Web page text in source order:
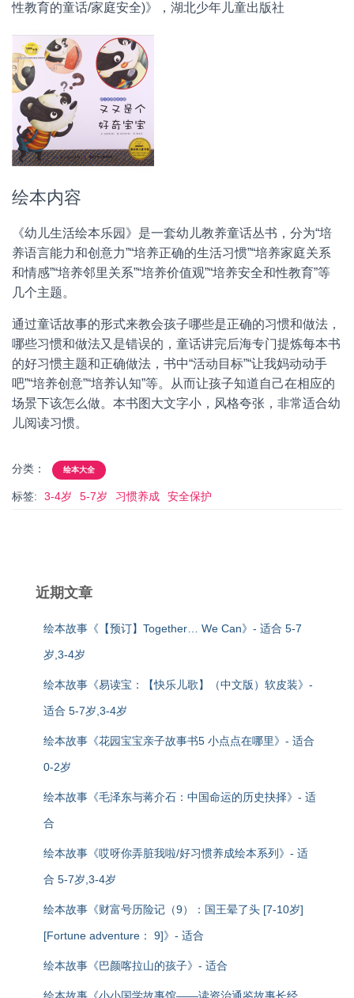
性教育的童话/家庭安全)》，湖北少年儿童出版社
绘本内容
《幼儿生活绘本乐园》是一套幼儿教养童话丛书，分为“培
养语言能力和创意力”“培养正确的生活习惯”“培养家庭关系
和情感”“培养邻里关系”“培养价值观”“培养安全和性教育”等
几个主题。
通过童话故事的形式来教会孩子哪些是正确的习惯和做法，
哪些习惯和做法又是错误的，童话讲完后海专门提炼每本书
的好习惯主题和正确做法，书中“活动目标”“让我妈动动手
吧”“培养创意”“培养认知”等。从而让孩子知道自己在相应的
场景下该怎么做。本书图大文字小，风格夸张，非常适合幼
儿阅读习惯。
分类： 绘本大全
标签: 3-4岁 5-7岁 习惯养成 安全保护
近期文章
绘本故事《【预订】Together… We Can》- 适合 5-7
岁,3-4岁
绘本故事《易读宝：【快乐儿歌】（中文版）软皮装》-
适合 5-7岁,3-4岁
绘本故事《花园宝宝亲子故事书5 小点点在哪里》- 适合
0-2岁
绘本故事《毛泽东与蒋介石：中国命运的历史抉择》- 适
合
绘本故事《哎呀你弄脏我啦/好习惯养成绘本系列》- 适
合 5-7岁,3-4岁
绘本故事《财富号历险记（9）：国王晕了头 [7-10岁]
[Fortune adventure： 9]》- 适合
绘本故事《巴颜喀拉山的孩子》- 适合